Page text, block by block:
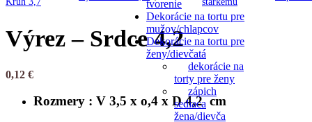
tvorenie
Dekorácie na tortu pre
mužov/chlapcov
Dekorácie na tortu pre
ženy/dievčatá
dekorácie na
torty pre ženy
zápich
sediaca
žena/dievča
Výrez – Srdce 4,2
0,12 €
Rozmery : V 3,5 x o,4 x D 4,2 cm